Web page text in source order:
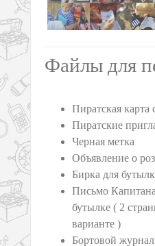
Файлы для
Пиратская карта
Пиратские
Черная метка
Объявление о
Бирка для
Письмо
бутылке ( 2
варианте )
Бортовой